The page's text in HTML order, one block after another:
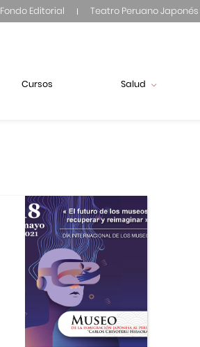
Fondo Editorial Teatro Peruano Japonés
Cursos Salud